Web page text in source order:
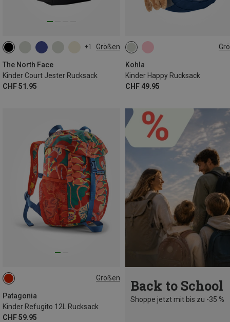
+1 Größen
The North Face
Kinder Court Jester Rucksack
CHF 51.95
24.6L
Kohla
Kinder Happy Rucksack
CHF 49.95
10L
Größen
Patagonia
Kinder Refugito 12L Rucksack
CHF 59.95
12L Back to School
Shoppe jetzt mit bis zu -35 %